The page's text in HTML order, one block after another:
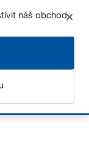
víceinformací
náš obchod